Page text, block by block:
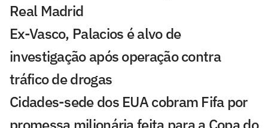
Real Madrid
Ex-Vasco, Palacios é alvo de
investigação após operação contra
tráfico de drogas
Cidades-sede dos EUA cobram Fifa por